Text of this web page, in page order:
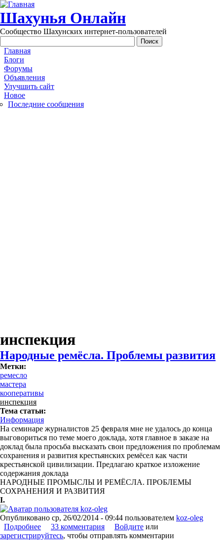
Перейти к основному содержанию
Шахунья Онлайн
Сообщество Шахунских интернет-пользователей
Main menu
Главная
Блоги
Форумы
Объявления
Улучшить сайт
Новое
Последние сообщения
инспекция
Народные ремёсла. Проблемы развития
Метки:
ремесло
мастера
кооперативы
инспекция
Тема статьи:
Информация
На семинаре журналистов 25 февраля мне не удалось до конца
выговориться по теме моего доклада, хотя главное в заказе на
доклад была просьба высказать свои предложения по проблемам
сохранения и развития крестьянских ремёсел как части
крестьянской цивилизации. Предлагаю краткое изложение
содержания доклада
НАРОДНЫЕ ПРОМЫСЛЫ И РЕМЁСЛА. ПРОБЛЕМЫ
СОХРАНЕНИЯ И РАЗВИТИЯ
I.
Опубликовано ср, 26/02/2014 - 09:44 пользователем koz-oleg
Подробнее о Народные ремёсла. Проблемы развития
33 комментария Войдите или
зарегистрируйтесь, чтобы отправлять комментарии